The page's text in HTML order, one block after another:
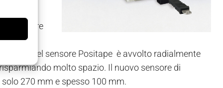
essere
l’una
del sensore Positape è avvolto radialmente
molto spazio. Il nuovo sensore di
270 mm e spesso 100 mm.